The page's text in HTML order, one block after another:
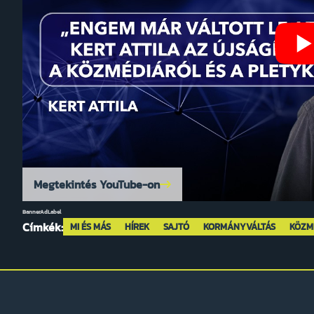
Megtekintés YouTube-on
BannerAdLabel
Címkék: MI ÉS MÁS HÍREK SAJTÓ KORMÁNYVÁLTÁS